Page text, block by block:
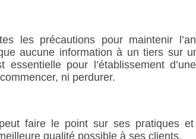
les précautions pour maintenir
aucune information à un tiers sur
pour l’établissement
ni perdurer.
faire le point sur ses pratiques
qualité possible à ses clients.